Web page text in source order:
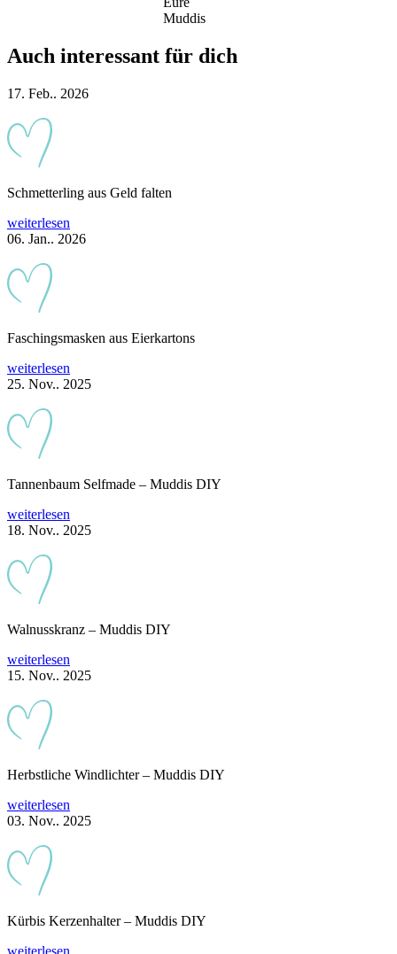
Muddis
Auch interessant für dich
17. Feb.. 2026
Schmetterling aus Geld falten
weiterlesen
06. Jan.. 2026
Faschingsmasken aus Eierkartons
weiterlesen
25. Nov.. 2025
Tannenbaum Selfmade – Muddis DIY
weiterlesen
18. Nov.. 2025
Walnusskranz – Muddis DIY
weiterlesen
15. Nov.. 2025
Herbstliche Windlichter – Muddis DIY
weiterlesen
03. Nov.. 2025
Kürbis Kerzenhalter – Muddis DIY
weiterlesen